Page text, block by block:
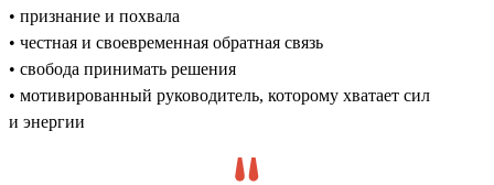
• признание и похвала
• честная и своевременная обратная связь
• свобода принимать решения
• мотивированный руководитель, которому хватает сил
и энергии